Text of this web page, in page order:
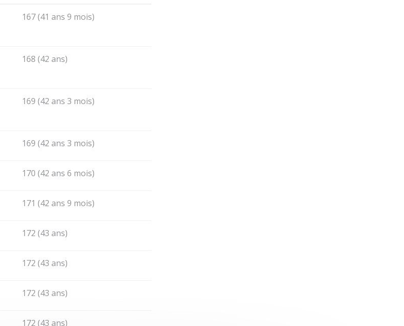
167 (41 ans 9 mois)
168 (42 ans)
169 (42 ans 3 mois)
169 (42 ans 3 mois)
170 (42 ans 6 mois)
171 (42 ans 9 mois)
172 (43 ans)
172 (43 ans)
172 (43 ans)
172 (43 ans)